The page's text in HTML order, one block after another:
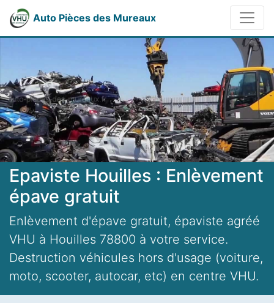
Auto Pièces des Mureaux
Epaviste Houilles : Enlèvement
épave gratuit
Enlèvement d'épave gratuit, épaviste agréé
VHU à Houilles 78800 à votre service.
Destruction véhicules hors d'usage (voiture,
moto, scooter, autocar, etc) en centre VHU.